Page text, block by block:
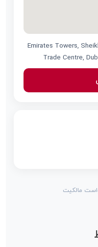
Emirates Towers,
Trade Centre,
مالکیت